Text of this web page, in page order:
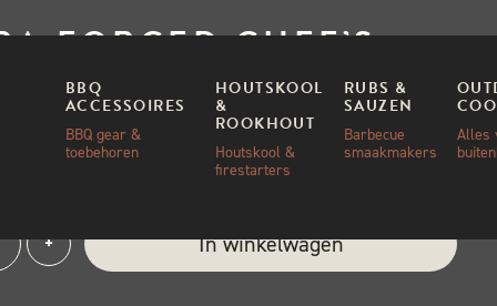
BBQ
ACCESSOIRES
BBQ gear &
toebehoren
HOUTSKOOL
&
ROOKHOUT
Houtskool &
firestarters
RUBS &
SAUZEN
Barbecue
smaakmakers
Alles
FORGED CHEF’S
+ In winkelwagen